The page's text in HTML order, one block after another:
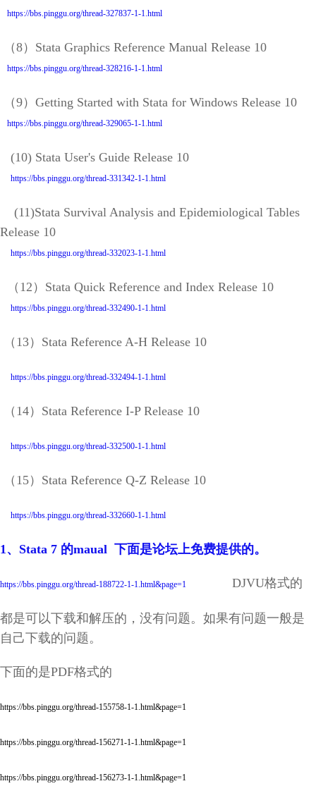
https://bbs.pinggu.org/thread-327837-1-1.html
（8）Stata Graphics Reference Manual Release 10
https://bbs.pinggu.org/thread-328216-1-1.html
（9）Getting Started with Stata for Windows Release 10
https://bbs.pinggu.org/thread-329065-1-1.html
(10) Stata User's Guide Release 10
https://bbs.pinggu.org/thread-331342-1-1.html
(11)Stata Survival Analysis and Epidemiological Tables
Release 10
https://bbs.pinggu.org/thread-332023-1-1.html
（12）Stata Quick Reference and Index Release 10
https://bbs.pinggu.org/thread-332490-1-1.html
（13）Stata Reference A-H Release 10
https://bbs.pinggu.org/thread-332494-1-1.html
（14）Stata Reference I-P Release 10
https://bbs.pinggu.org/thread-332500-1-1.html
（15）Stata Reference Q-Z Release 10
https://bbs.pinggu.org/thread-332660-1-1.html
1、Stata 7 的maual 下面是论坛上免费提供的。
https://bbs.pinggu.org/thread-188722-1-1.html&page=1 DJVU格式的
都是可以下载和解压的，没有问题。如果有问题一般是
自己下载的问题。
下面的是PDF格式的
https://bbs.pinggu.org/thread-155758-1-1.html&page=1
https://bbs.pinggu.org/thread-156271-1-1.html&page=1
https://bbs.pinggu.org/thread-156273-1-1.html&page=1